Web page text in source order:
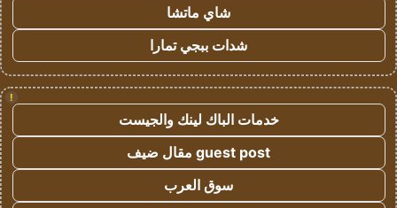
شاي ماتشا
شدات ببجي تمارا
!
خدمات الباك لينك والجيست
guest post مقال ضيف
سوق العرب